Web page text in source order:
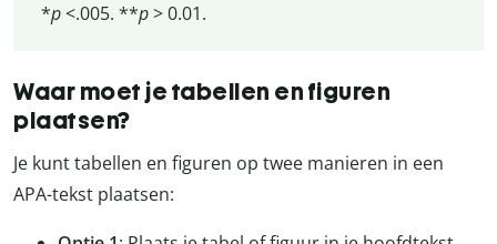
*p<.005. **p> 0.01.
Waar moet je tabellen en figuren
plaatsen?
Je kunt tabellen en figuren op twee manieren in een
APA-tekst plaatsen: